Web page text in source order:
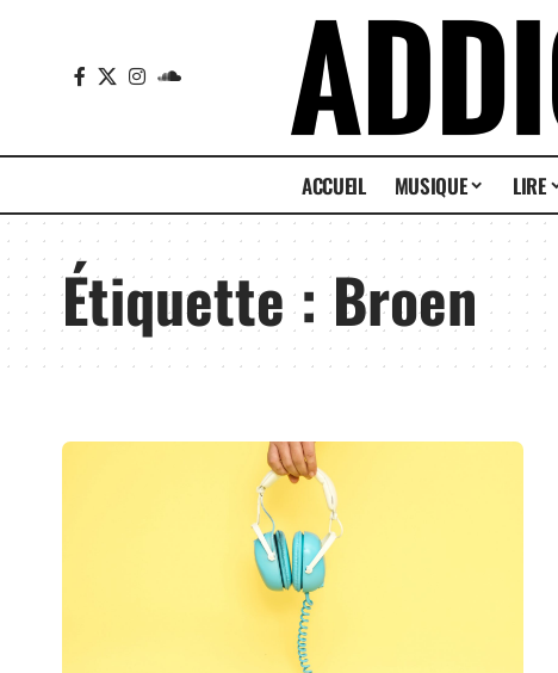
ACCUEIL MUSIQUE LIRE
Étiquette :Broen